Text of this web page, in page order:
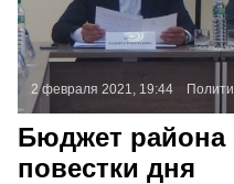
2 февраля 2021, 19:44
Бюджет района
повестки дня